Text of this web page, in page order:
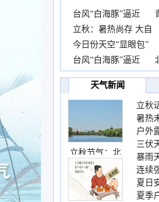
镰抢
台风“白海豚”逼近
长
立秋：暑热尚存 大自
前
今日份天空“显眼包”
一
台风“白海豚”逼近
高
天气新闻
立秋节气：北
立秋
着急
暑热
护住
户外
这份
三伏
要点
暴雨
险提
连续
灾害
夏日
温小
夏季